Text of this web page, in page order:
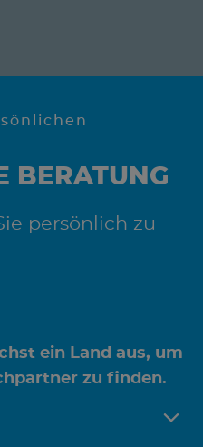
BERATUNG
persönlich zu
ein Land aus, um
zu finden.